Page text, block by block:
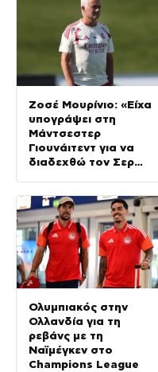
Ζοσέ Μουρίνιο: «Είχα
υπογράψει στη
Μάντσεστερ
Γιουνάιτεντ για να
διαδεχθώ τον Σερ
Τσέλσι»
Ολυμπιακός στην
Ολλανδία για τη
ρεβάνς με τη
Ναϊμέγκεν στο
Champions League